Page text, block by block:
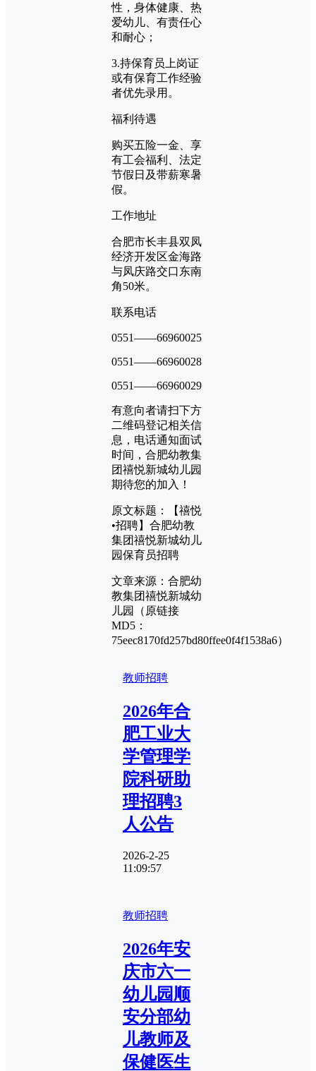
性，身体健康、热
爱幼儿、有责任心
和耐心；
3.持保育员上岗证
或有保育工作经验
者优先录用。
福利待遇
购买五险一金、享
有工会福利、法定
节假日及带薪寒暑
假。
工作地址
合肥市长丰县双凤
经济开发区金海路
与凤庆路交口东南
角50米。
联系电话
0551——66960025
0551——66960028
0551——66960029
有意向者请扫下方
二维码登记相关信
息，电话通知面试
时间，合肥幼教集
团禧悦新城幼儿园
期待您的加入！
原文标题：【禧悦
•招聘】合肥幼教
集团禧悦新城幼儿
园保育员招聘
文章来源：合肥幼
教集团禧悦新城幼
儿园（原链接
MD5：
75eec8170fd257bd80ffee0f4f1538a6）
教师招聘
2026年合
肥工业大
学管理学
院科研助
理招聘3
人公告
2026-2-25
11:09:57
教师招聘
2026年安
庆市六一
幼儿园顺
安分部幼
儿教师及
保健医生